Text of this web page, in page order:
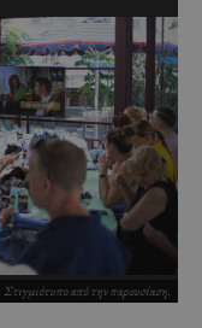
Στιγμιότυπο από την παρουσίαση.